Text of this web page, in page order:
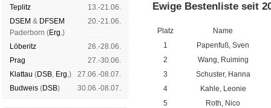
Tep­litz
13.-21.06.
DSEM & DFSEM
Pader­born (Erg.)
20.-21.06.
Lö­be­ritz
26.-28.06.
Prag
27.-30.06.
Klat­tau (DSB, Erg.)
27.06.-08.07.
Bud­weis (DSB) 30.06.-08.07.
Ewige Bestenliste seit
Platz
Name
1
Papenfuß, Sven
2
Wang, Ruiming
3
Schuster, Hanna
4
Kahle, Leonie
5
Roth, Nico